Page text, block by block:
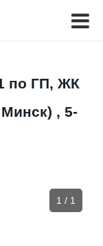
по ГП, ЖК
, 5-
1 / 1